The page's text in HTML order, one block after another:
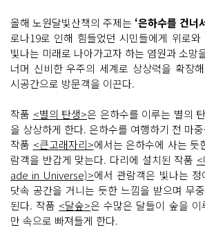
올해 노원달빛산책의 주제는 ‘은하수를 건너
로나19로 인해 힘들었던 시민들에게 위로와
빛나는 미래로 나아가고자 하는 염원과 소망
너머 신비한 우주의 세계로 상상력을 확장
시공간으로 방문객을 이끈다.
작품 <별의 탄생>은 은하수를 이루는 별의
을 상상하게 한다. 은하수를 여행하기 전 마
작품 <큰고래자리>에서는 은하수에 사는 듯
람객을 반갑게 맞는다. 다리에 설치된 작품
ade in Universe)>에서 관람객은 빛나는
닷속 공간을 거니는 듯한 느낌을 받으며 무
된다. 작품 <달숲>은 수많은 달들이 숲을
만 속으로 빠져들게 한다.